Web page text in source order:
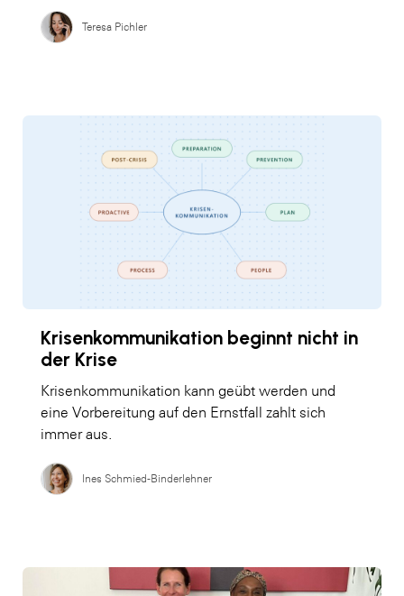
Teresa Pichler
Krisenkommunikation beginnt nicht in
der Krise
Krisenkommunikation kann geübt werden und
eine Vorbereitung auf den Ernstfall zahlt sich
immer aus.
Ines Schmied-Binderlehner